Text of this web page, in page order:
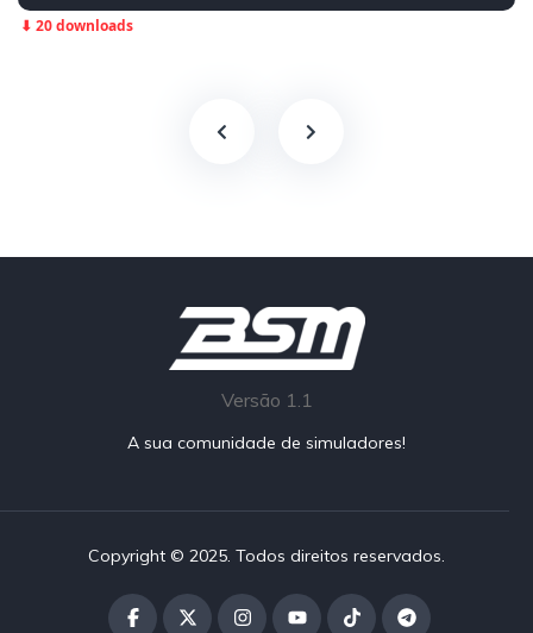
⬇ 20 downloads
Versão 1.1
A sua comunidade de simuladores!
Copyright © 2025. Todos direitos reservados.